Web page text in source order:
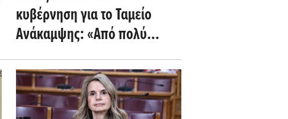
κυβέρνηση για το Ταμείο
Ανάκαμψης: «Από πολύ
μεγάλη ευκαιρία σε πολύ
μεγάλη χαμένη ευκαιρία»